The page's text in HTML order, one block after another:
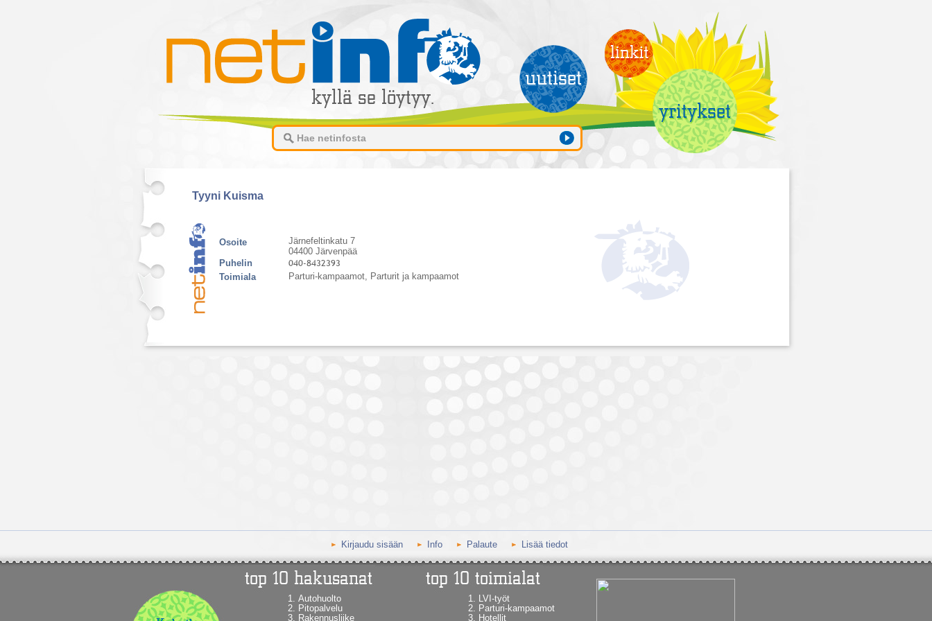
Tyyni Kuisma
Osoite
Järnefeltinkatu 7
04400 Järvenpää
Puhelin
Toimiala
Parturi-kampaamot, Parturit ja kampaamot
Kirjaudu sisään Info Palaute Lisää tiedot
Autohuolto
Pitopalvelu
Rakennusliike
LVI-työt
Parturi-kampaamot
Hotellit